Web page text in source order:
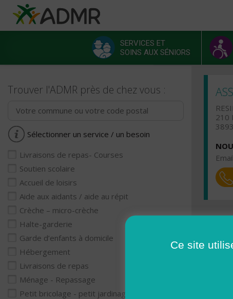
Aller au contenu principal
SERVICES ET
SOINS AUX SÉNIORS
Trouver l'ADMR près de chez vous :
Sélectionner un service / un besoin
Livraisons de repas- Courses
Soutien scolaire
Accueil de loisirs
Aide aux aidants / aide au répit
Crèche – micro-crèche
Halte-garderie
Garde d’enfants à domicile
Hébergement
Livraisons de repas
Ménage - Repassage
Petit bricolage - petit jardinage
210
Panneau de gestion des cookies
Ce site